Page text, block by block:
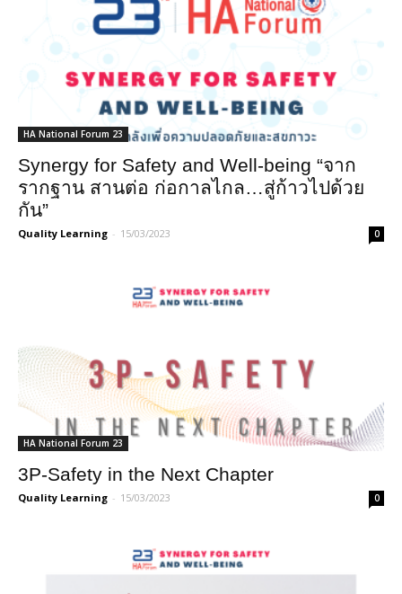
HA National Forum 23
Synergy for Safety and Well-being “จาก
รากฐาน สานต่อ ก่อกาลไกล…สู่ก้าวไปด้วย
กัน”
Quality Learning - 15/03/2023 0
HA National Forum 23
3P-Safety in the Next Chapter
Quality Learning - 15/03/2023 0